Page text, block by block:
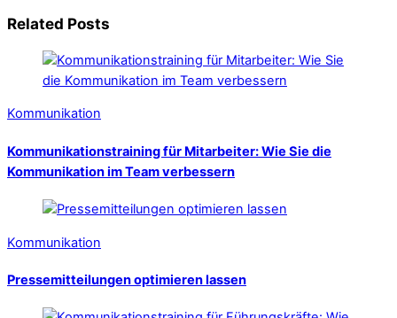
Related Posts
Kommunikation
Kommunikationstraining für Mitarbeiter: Wie Sie die
Kommunikation im Team verbessern
Kommunikation
Pressemitteilungen optimieren lassen